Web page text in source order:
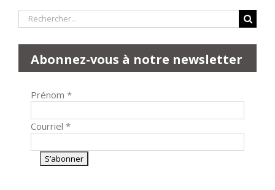
Rechercher:
Abonnez-vous à notre newsletter
Prénom *
Courriel *